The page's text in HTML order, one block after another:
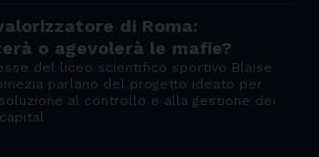
di Roma:
o agevolerà le mafie?
del liceo scientifico sportivo Blaise
parlano del progetto ideato per
al controllo e alla gestione dei